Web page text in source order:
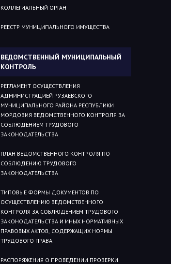
КОЛЛЕГИАЛЬНЫЙ ОРГАН
РЕЕСТР МУНИЦИПАЛЬНОГО ИМУЩЕСТВА
ВЕДОМСТВЕННЫЙ МУНИЦИПАЛЬНЫЙ
КОНТРОЛЬ
РЕГЛАМЕНТ ОСУЩЕСТВЛЕНИЯ
АДМИНИСТРАЦИЕЙ РУЗАЕВСКОГО
МУНИЦИПАЛЬНОГО РАЙОНА РЕСПУБЛИКИ
МОРДОВИЯ ВЕДОМСТВЕННОГО КОНТРОЛЯ ЗА
СОБЛЮДЕНИЕМ ТРУДОВОГО
ЗАКОНОДАТЕЛЬСТВА
ПЛАН ВЕДОМСТВЕННОГО КОНТРОЛЯ ПО
СОБЛЮДЕНИЮ ТРУДОВОГО
ЗАКОНОДАТЕЛЬСТВА
ТИПОВЫЕ ФОРМЫ ДОКУМЕНТОВ ПО
ОСУЩЕСТВЛЕНИЮ ВЕДОМСТВЕННОГО
КОНТРОЛЯ ЗА СОБЛЮДЕНИЕМ ТРУДОВОГО
ЗАКОНОДАТЕЛЬСТВА И ИНЫХ НОРМАТИВНЫХ
ПРАВОВЫХ АКТОВ, СОДЕРЖАЩИХ НОРМЫ
ТРУДОВОГО ПРАВА
РАСПОРЯЖЕНИЯ О ПРОВЕДЕНИИ ПРОВЕРКИ